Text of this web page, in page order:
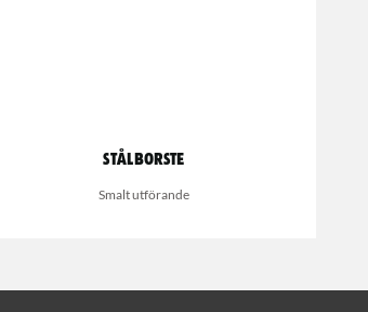
Stålborste
Smalt utförande